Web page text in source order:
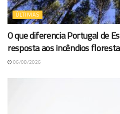
ÚLTIMAS
O que diferencia Portugal de
resposta aos incêndios
06/08/2026